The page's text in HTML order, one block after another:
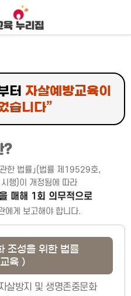
터 자살예방교육이
습니다”
?
한 법률」(법률 제19529호,
)이 개정됨에 따라
매해 1회 의무적으로
에게 보고해야 합니다.
조성을 위한 법률
육 )
살방지 및 생명존중문화